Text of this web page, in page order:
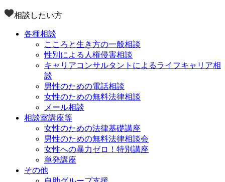
相談したい方
各種相談
こころと生き方の一般相談
性別による人権侵害相談
キャリアコンサルタントによるライフキャリア相
談
男性のための電話相談
女性のための無料法律相談
メール相談
相談室講座等
女性のための法律基礎講座
男性のための無料法律相談会
女性への暴力ゼロ！特別講座
単発講座
その他